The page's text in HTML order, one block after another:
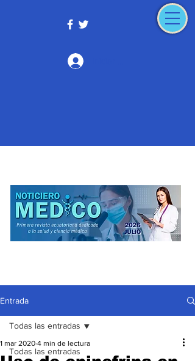
Entrada
Todas las entradas
Todas las entradas
1 mar 2020 4 min de lectura